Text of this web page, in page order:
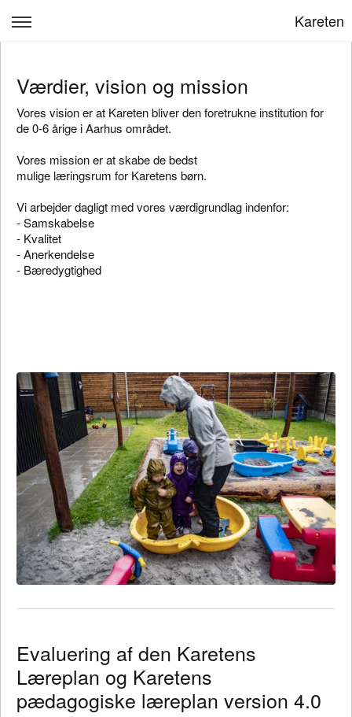
Kareten
Velkommen
Pædagogisk praksis
Personale
Kontakt
Log ind
Værdier, vision og mission
Vores vision er at Kareten bliver den foretrukne institution for
de 0-6 årige i Aarhus området.
Vores mission er at skabe de bedst
mulige læringsrum for Karetens børn.
Vi arbejder dagligt med vores værdigrundlag indenfor:
- Samskabelse
- Kvalitet
- Anerkendelse
- Bæredygtighed
Evaluering af den Karetens
Læreplan og Karetens
pædagogiske læreplan version 4.0